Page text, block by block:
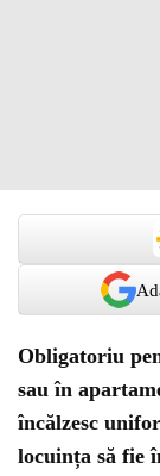
Obligatoriu
sau în
încălzesc
locuința să fie